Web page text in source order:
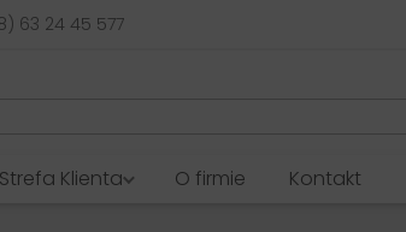
63 24 45 577
Strefa Klienta O firmie Kontakt